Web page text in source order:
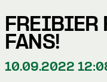
FREIBIER
FANS!
10.09.2022